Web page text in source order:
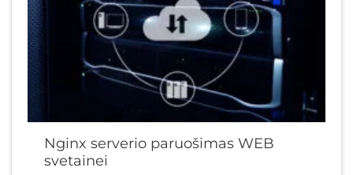
Nginx serverio paruošimas WEB
svetainei